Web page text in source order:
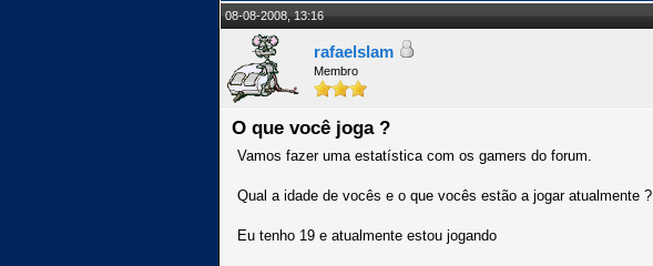
08-08-2008, 13:16
rafaelslam
Membro
O que você joga ?
Vamos fazer uma estatística com os gamers do forum.
Qual a idade de vocês e o que vocês estão a jogar atualmente ?
Eu tenho 19 e atualmente estou jogando